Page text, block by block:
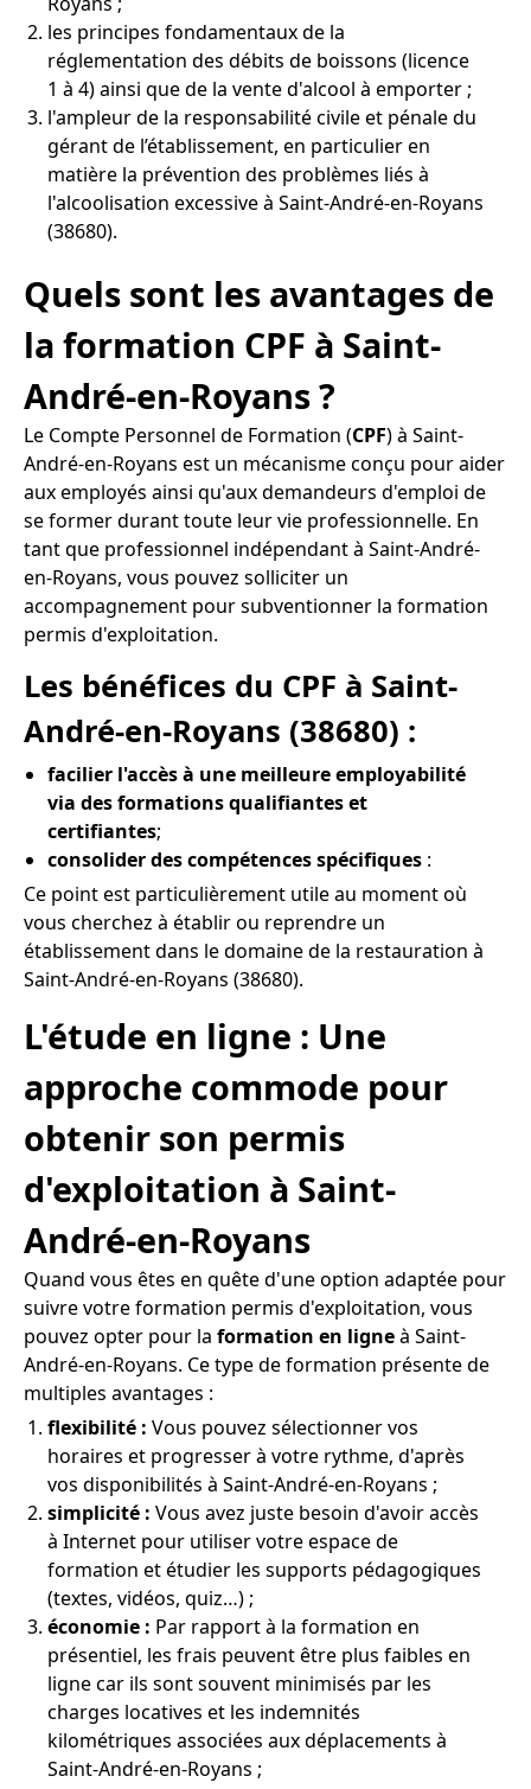
les principes fondamentaux de la
réglementation des débits de boissons (licence
1 à 4) ainsi que de la vente d'alcool à emporter ;
l'ampleur de la responsabilité civile et pénale du
gérant de l’établissement, en particulier en
matière la prévention des problèmes liés à
l'alcoolisation excessive à Saint-André-en-Royans
(38680).
Quels sont les avantages de
la formation CPF à Saint-
André-en-Royans ?
Le Compte Personnel de Formation (CPF) à Saint-
André-en-Royans est un mécanisme conçu pour aider
aux employés ainsi qu'aux demandeurs d'emploi de
se former durant toute leur vie professionnelle. En
tant que professionnel indépendant à Saint-André-
en-Royans, vous pouvez solliciter un
accompagnement pour subventionner la formation
permis d'exploitation.
Les bénéfices du CPF à Saint-
André-en-Royans (38680) :
facilier l'accès à une meilleure employabilité
via des formations qualifiantes et
certifiantes;
consolider des compétences spécifiques :
Ce point est particulièrement utile au moment où
vous cherchez à établir ou reprendre un
établissement dans le domaine de la restauration à
Saint-André-en-Royans (38680).
L'étude en ligne : Une
approche commode pour
obtenir son permis
d'exploitation à Saint-
André-en-Royans
Quand vous êtes en quête d'une option adaptée pour
suivre votre formation permis d'exploitation, vous
pouvez opter pour la formation en ligneà Saint-
André-en-Royans. Ce type de formation présente de
multiples avantages :
flexibilité : Vous pouvez sélectionner vos
horaires et progresser à votre rythme, d'après
vos disponibilités à Saint-André-en-Royans ;
simplicité : Vous avez juste besoin d'avoir accès
à Internet pour utiliser votre espace de
formation et étudier les supports pédagogiques
(textes, vidéos, quiz…) ;
économie : Par rapport à la formation en
présentiel, les frais peuvent être plus faibles en
ligne car ils sont souvent minimisés par les
charges locatives et les indemnités
kilométriques associées aux déplacements à
Saint-André-en-Royans ;